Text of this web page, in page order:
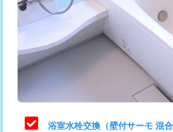
桝清掃
止水・漏水調査・防水処理・
理・調整・分解・加工など（
止水・漏水調査・防水処理・
理・調整・分解・加工など（
浴室水栓交換（壁付サーモ 混合